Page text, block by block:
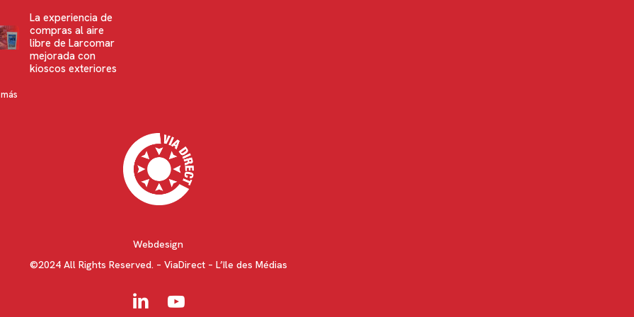
La experiencia de
compras al aire
libre de Larcomar
mejorada con
kioscos exteriores
Webdesign
©2024 All Rights Reserved. – ViaDirect – L’île des Médias
linkedin youtube